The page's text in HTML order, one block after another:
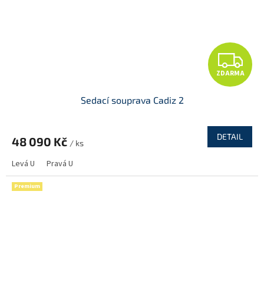
Z
D
R
A
ZDARMA
Sedací souprava Cadiz 2
48 090 Kč / ks
DETAIL
Levá U Pravá U
Premium